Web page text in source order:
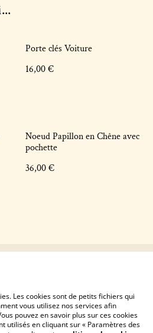
Porte clés Voiture
16,00 €
Noeud Papillon en Chêne avec
pochette
36,00 €
Les cookies sont de petits fichiers qui
vous utilisez nos services afin
pouvez en savoir plus sur ces cookies
utilisés en cliquant sur « Paramètres des